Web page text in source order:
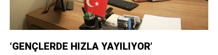
‘GENÇLERDE HIZLA YAYILIYOR’